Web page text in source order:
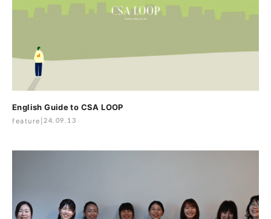
English Guide to CSA LOOP
feature 24.09.13